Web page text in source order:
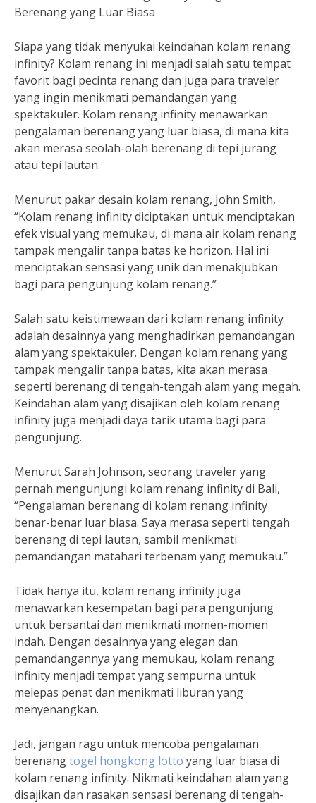
Berenang yang Luar Biasa
Siapa yang tidak menyukai keindahan kolam renang
infinity? Kolam renang ini menjadi salah satu tempat
favorit bagi pecinta renang dan juga para traveler
yang ingin menikmati pemandangan yang
spektakuler. Kolam renang infinity menawarkan
pengalaman berenang yang luar biasa, di mana kita
akan merasa seolah-olah berenang di tepi jurang
atau tepi lautan.
Menurut pakar desain kolam renang, John Smith,
“Kolam renang infinity diciptakan untuk menciptakan
efek visual yang memukau, di mana air kolam renang
tampak mengalir tanpa batas ke horizon. Hal ini
menciptakan sensasi yang unik dan menakjubkan
bagi para pengunjung kolam renang.”
Salah satu keistimewaan dari kolam renang infinity
adalah desainnya yang menghadirkan pemandangan
alam yang spektakuler. Dengan kolam renang yang
tampak mengalir tanpa batas, kita akan merasa
seperti berenang di tengah-tengah alam yang megah.
Keindahan alam yang disajikan oleh kolam renang
infinity juga menjadi daya tarik utama bagi para
pengunjung.
Menurut Sarah Johnson, seorang traveler yang
pernah mengunjungi kolam renang infinity di Bali,
“Pengalaman berenang di kolam renang infinity
benar-benar luar biasa. Saya merasa seperti tengah
berenang di tepi lautan, sambil menikmati
pemandangan matahari terbenam yang memukau.”
Tidak hanya itu, kolam renang infinity juga
menawarkan kesempatan bagi para pengunjung
untuk bersantai dan menikmati momen-momen
indah. Dengan desainnya yang elegan dan
pemandangannya yang memukau, kolam renang
infinity menjadi tempat yang sempurna untuk
melepas penat dan menikmati liburan yang
menyenangkan.
Jadi, jangan ragu untuk mencoba pengalaman
berenangtogel hongkong lotto yang luar biasa di
kolam renang infinity. Nikmati keindahan alam yang
disajikan dan rasakan sensasi berenang di tengah-